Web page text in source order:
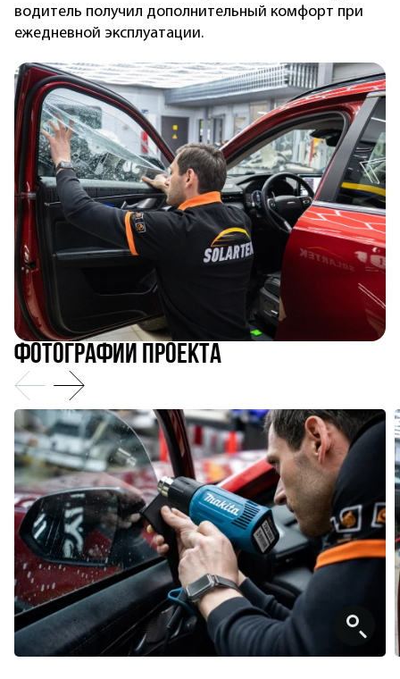
водитель получил дополнительный комфорт при
ежедневной эксплуатации.
Фотографии проекта
Предыдущий
слайд
Следующий
слайд